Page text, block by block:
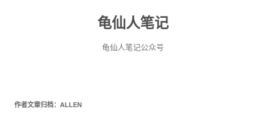
龟仙人笔记
龟仙人笔记公众号
作者文章归档： ALLEN